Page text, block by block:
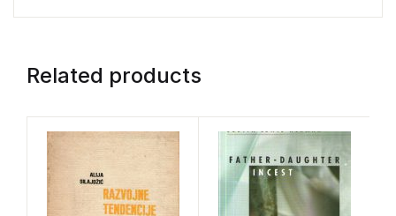
Related products